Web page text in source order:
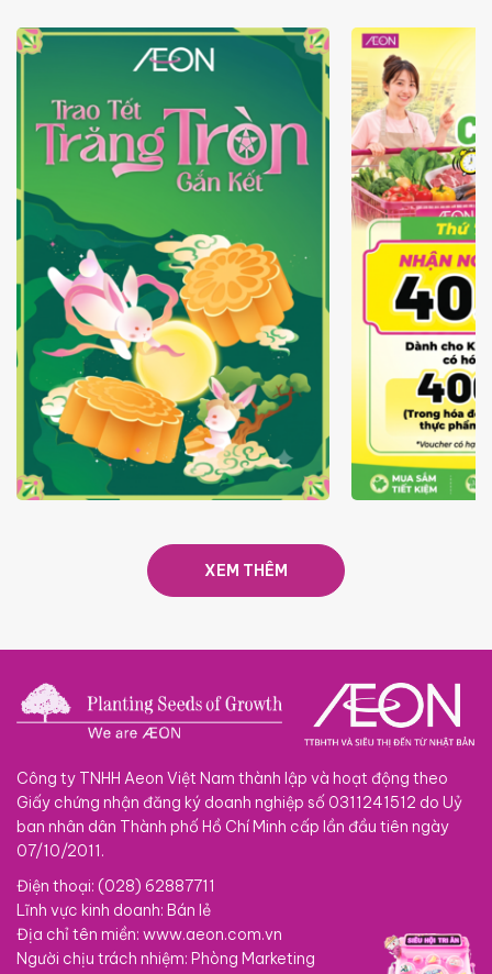
TRAO TẾT TRĂNG TRÒN GẮN
GIÁ LUÔN
XEM THÊM
Công ty TNHH Aeon Việt Nam thành lập và hoạt động theo
Giấy chứng nhận đăng ký doanh nghiệp số 0311241512 do Uỷ
ban nhân dân Thành phố Hồ Chí Minh cấp lần đầu tiên ngày
07/10/2011.
Điện thoại: (028) 62887711
Lĩnh vực kinh doanh: Bán lẻ
Địa chỉ tên miền: www.aeon.com.vn
Người chịu trách nhiệm: Phòng Marketing